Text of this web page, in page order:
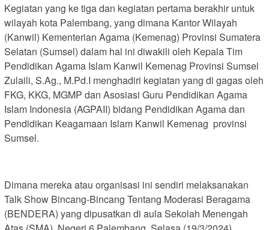
Kegiatan yang ke tiga dan kegiatan pertama berakhir untuk
wilayah kota Palembang, yang dimana Kantor Wilayah
(Kanwil) Kementerian Agama (Kemenag) Provinsi Sumatera
Selatan (Sumsel) dalam hal ini diwakili oleh Kepala Tim
Pendidikan Agama Islam Kanwil Kemenag Provinsi Sumsel
Zulaili, S.Ag., M.Pd.I menghadiri kegiatan yang di gagas oleh
FKG, KKG, MGMP dan Asosiasi Guru Pendidikan Agama
Islam Indonesia (AGPAII) bidang Pendidikan Agama dan
Pendidikan Keagamaan Islam Kanwil Kemenag provinsi
Sumsel.
Dimana mereka atau organisasi ini sendiri melaksanakan
Talk Show Bincang-Bincang Tentang Moderasi Beragama
(BENDERA) yang dipusatkan di aula Sekolah Menengah